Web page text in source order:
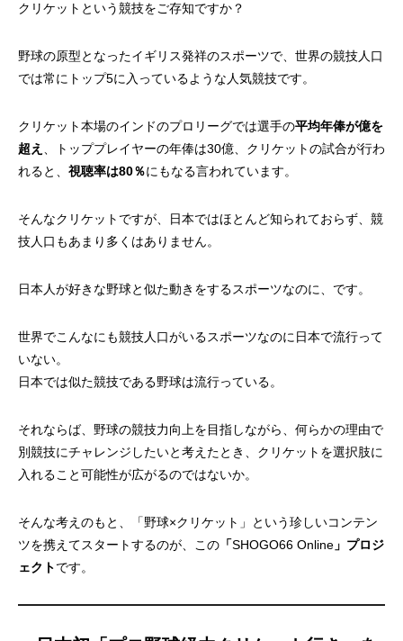
クリケットという競技をご存知ですか？
野球の原型となったイギリス発祥のスポーツで、 世界の競技人口
では常にトップ5に入っているような人気競技です。
クリケット本場のインドのプロリーグでは選手の平均年俸が億を
超え
、トッププレイヤーの年俸は30億、クリケットの試合が行わ
れると、 視聴率は80％にもなる言われています。
そんなクリケットですが、日本ではほとんど知られておらず、競
技人口もあまり多くはありません。
日本人が好きな野球と似た動きをするスポーツなのに、です。
世界でこんなにも競技人口がいるスポーツなのに日本で流行って
いない。
日本では似た競技である野球は流行っている。
それならば、野球の競技力向上を目指しながら、何らかの理由で
別競技にチャレンジしたいと考えたとき、クリケットを選択肢に
入れること可能性が広がるのではないか。
そんな考えのもと、「野球×クリケット」という珍しいコンテン
ツを携えてスタートするのが、この 「SHOGO66 Online 」プロジ
ェクトです。